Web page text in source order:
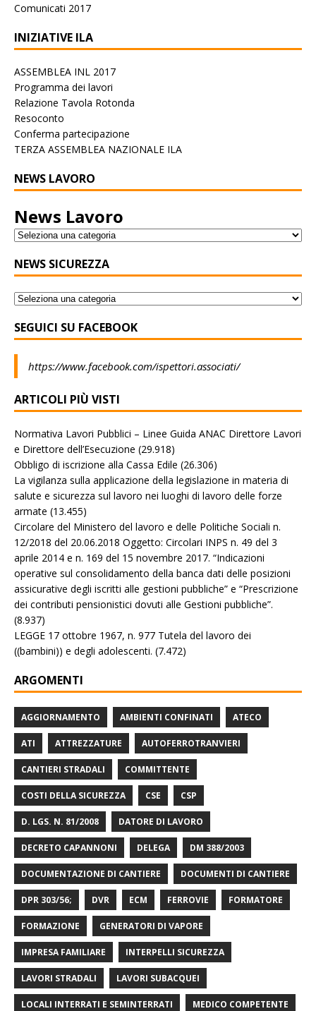
Comunicati 2017
INIZIATIVE ILA
ASSEMBLEA INL 2017
Programma dei lavori
Relazione Tavola Rotonda
Resoconto
Conferma partecipazione
TERZA ASSEMBLEA NAZIONALE ILA
NEWS LAVORO
News Lavoro
NEWS SICUREZZA
SEGUICI SU FACEBOOK
https://www.facebook.com/ispettori.associati/
ARTICOLI PIÙ VISTI
Normativa Lavori Pubblici – Linee Guida ANAC Direttore Lavori
e Direttore dell’Esecuzione (29.918)
Obbligo di iscrizione alla Cassa Edile (26.306)
La vigilanza sulla applicazione della legislazione in materia di
salute e sicurezza sul lavoro nei luoghi di lavoro delle forze
armate (13.455)
Circolare del Ministero del lavoro e delle Politiche Sociali n.
12/2018 del 20.06.2018 Oggetto: Circolari INPS n. 49 del 3
aprile 2014 e n. 169 del 15 novembre 2017. “Indicazioni
operative sul consolidamento della banca dati delle posizioni
assicurative degli iscritti alle gestioni pubbliche” e “Prescrizione
dei contributi pensionistici dovuti alle Gestioni pubbliche”.
(8.937)
LEGGE 17 ottobre 1967, n. 977 Tutela del lavoro dei
((bambini)) e degli adolescenti. (7.472)
ARGOMENTI
AGGIORNAMENTO AMBIENTI CONFINATI ATECO
ATI ATTREZZATURE AUTOFERROTRANVIERI
CANTIERI STRADALI COMMITTENTE
COSTI DELLA SICUREZZA CSE CSP
D. LGS. N. 81/2008 DATORE DI LAVORO
DECRETO CAPANNONI DELEGA DM 388/2003
DOCUMENTAZIONE DI CANTIERE DOCUMENTI DI CANTIERE
DPR 303/56; DVR ECM FERROVIE FORMATORE
FORMAZIONE GENERATORI DI VAPORE
IMPRESA FAMILIARE INTERPELLI SICUREZZA
LAVORI STRADALI LAVORI SUBACQUEI
LOCALI INTERRATI E SEMINTERRATI MEDICO COMPETENTE